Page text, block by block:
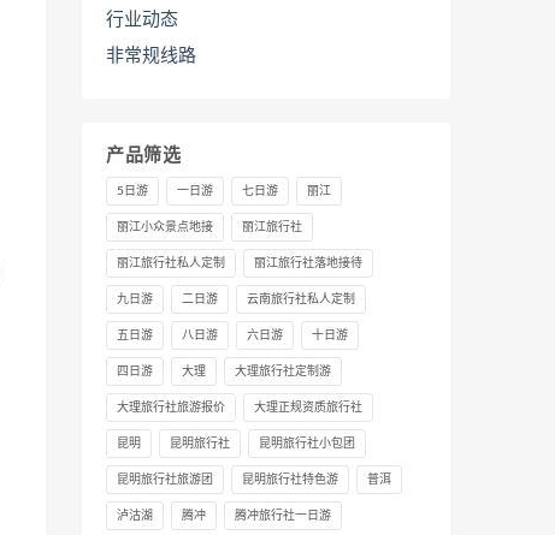
行业动态
非常规线路
产品筛选
5日游 一日游 七日游 丽江
丽江小众景点地接 丽江旅行社
丽江旅行社私人定制 丽江旅行社落地接待
九日游 二日游 云南旅行社私人定制
五日游 八日游 六日游 十日游
四日游 大理 大理旅行社定制游
大理旅行社旅游报价 大理正规资质旅行社
昆明 昆明旅行社 昆明旅行社小包团
昆明旅行社旅游团 昆明旅行社特色游 普洱
泸沽湖 腾冲 腾冲旅行社一日游